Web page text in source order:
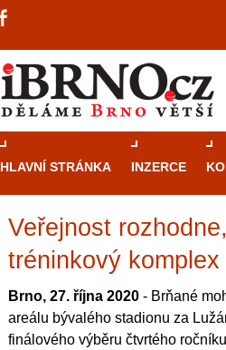
HLAVNÍ STRÁNKA INZERCE
Veřejnost
tréninkový komplex
Brno, 27. října 2020 - Brňané
areálu bývalého stadionu za
finálového výběru čtvrtého